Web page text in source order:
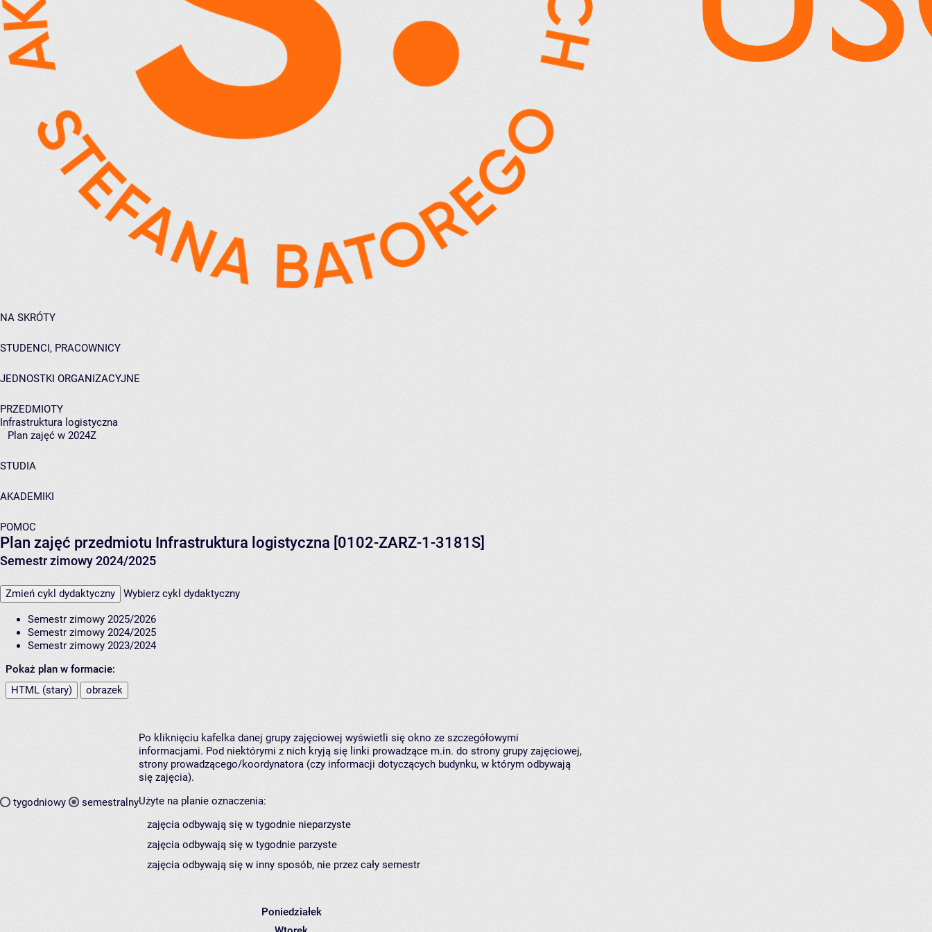
NA SKRÓTY
STUDENCI, PRACOWNICY
JEDNOSTKI ORGANIZACYJNE
PRZEDMIOTY
Infrastruktura logistyczna
Plan zajęć w 2024Z
STUDIA
AKADEMIKI
POMOC
Plan zajęć przedmiotu Infrastruktura logistyczna [0102-ZARZ-1-3181S]
Semestr zimowy 2024/2025
Zmień cykl dydaktyczny Wybierz cykl dydaktyczny
Semestr zimowy 2025/2026
Semestr zimowy 2024/2025
Semestr zimowy 2023/2024
Pokaż plan w formacie:
HTML (stary)
obrazek
tygodniowy semestralny
Po kliknięciu kafelka danej grupy zajęciowej wyświetli się okno ze szczegółowymi
informacjami. Pod niektórymi z nich kryją się linki prowadzące m.in. do strony grupy zajęciowej,
strony prowadzącego/koordynatora (czy informacji dotyczących budynku, w którym odbywają
się zajęcia).
Użyte na planie oznaczenia:
zajęcia odbywają się w tygodnie nieparzyste
zajęcia odbywają się w tygodnie parzyste
zajęcia odbywają się w inny sposób, nie przez cały semestr
Poniedziałek